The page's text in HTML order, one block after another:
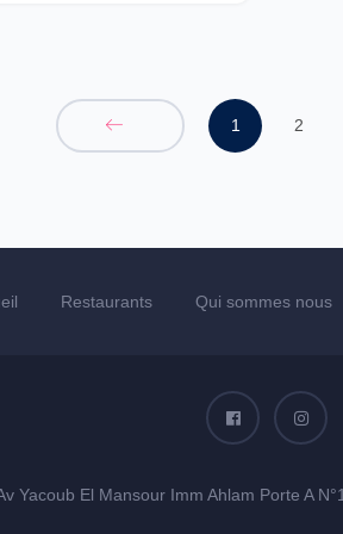
1 2
Restaurants Qui sommes nous
Yacoub El Mansour Imm Ahlam Porte A